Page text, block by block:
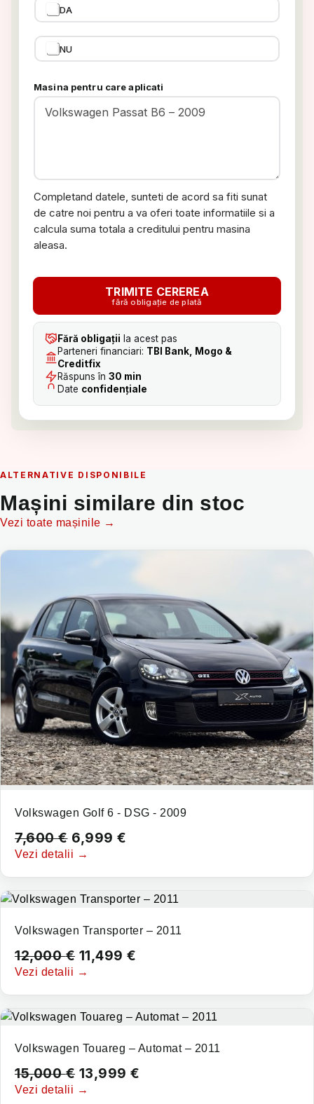
DA
NU
Masina pentru care aplicati
Completand datele, sunteti de acord sa fiti sunat
de catre noi pentru a va oferi toate informatiile si a
calcula suma totala a creditului pentru masina
aleasa.
TRIMITE CEREREA
fără obligație de plată
Fără obligații la acest pas
Parteneri financiari: TBI Bank, Mogo &
Creditfix
Răspuns în 30 min
Date confidențiale
ALTERNATIVE DISPONIBILE
Mașini similare din stoc
Vezi toate mașinile →
Volkswagen Golf 6 - DSG - 2009
7,600€ 6,999 €
Vezi detalii →
Volkswagen Transporter – 2011
12,000€ 11,499 €
Vezi detalii →
Volkswagen Touareg – Automat – 2011
15,000€ 13,999 €
Vezi detalii →